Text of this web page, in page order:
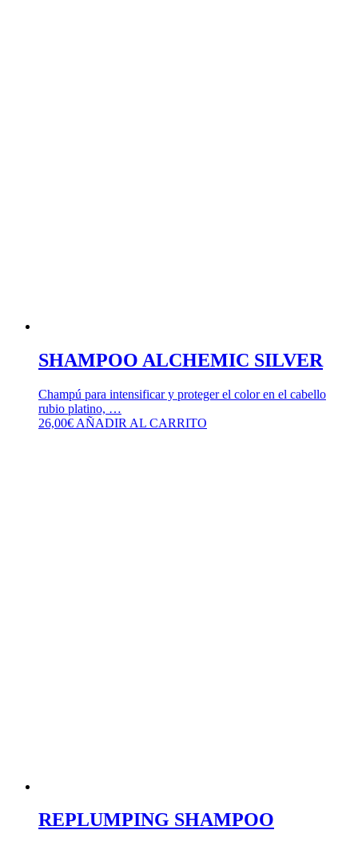
SHAMPOO ALCHEMIC SILVER
Champú para intensificar y proteger el color en el cabello
rubio platino, …
26,00€ AÑADIR AL CARRITO
REPLUMPING SHAMPOO